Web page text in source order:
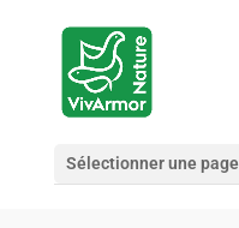
Sélectionner une page